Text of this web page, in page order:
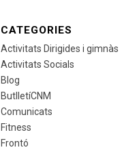
CATEGORIES
Activitats Dirigides i gimnàs
Activitats Socials
Blog
ButlletíCNM
Comunicats
Fitness
Frontó